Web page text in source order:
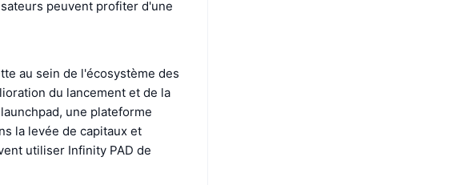
peuvent profiter d'une
au sein de l'écosystème des
du lancement et de la
une plateforme
la levée de capitaux et
utiliser Infinity PAD de